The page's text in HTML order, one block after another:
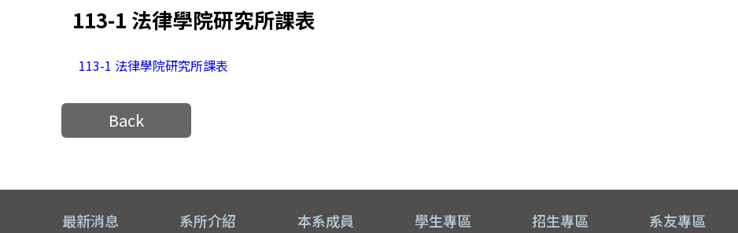
113-1 法律學院研究所課表
113-1 法律學院研究所課表
Back
最新消息 系所介紹 本系成員 學生專區 招生專區 系友專區